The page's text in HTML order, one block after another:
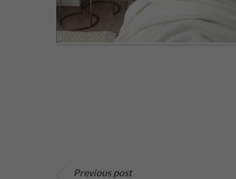
Previous post